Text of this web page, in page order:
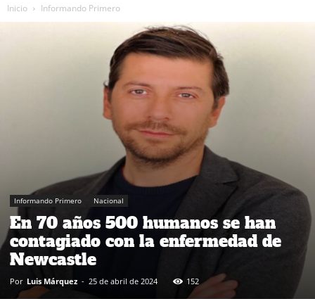
Inicio Informando Primero
Informando Primero Nacional
En 70 años 500 humanos se han
contagiado con la enfermedad de
Newcastle
Por Luis Márquez - 25 de abril de 2024 152